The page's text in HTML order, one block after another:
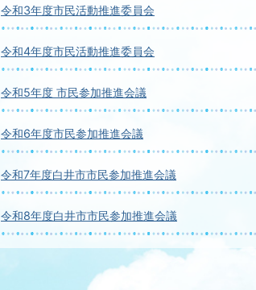
令和3年度市民活動推進委員会
令和4年度市民活動推進委員会
令和5年度 市民参加推進会議
令和6年度市民参加推進会議
令和7年度白井市市民参加推進会議
令和8年度白井市市民参加推進会議